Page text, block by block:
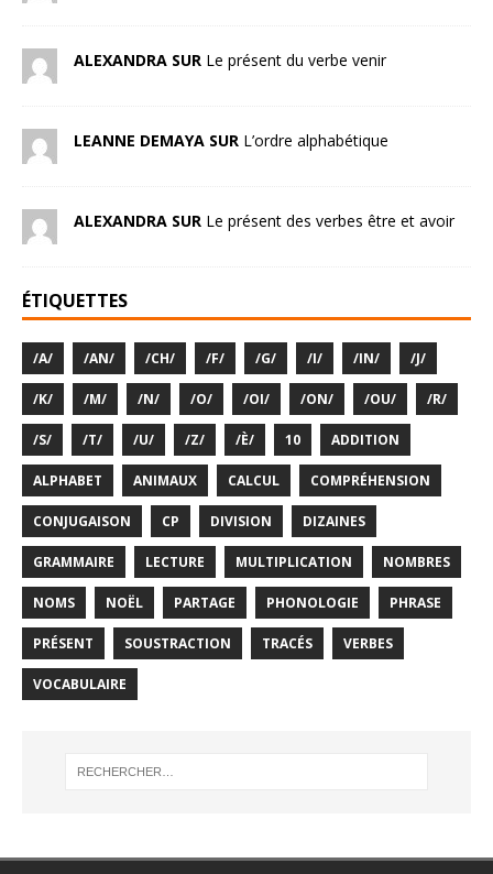
ALEXANDRA SUR Le présent du verbe venir
LEANNE DEMAYA SUR L’ordre alphabétique
ALEXANDRA SUR Le présent des verbes être et avoir
ÉTIQUETTES
/A/ /AN/ /CH/ /F/ /G/ /I/ /IN/ /J/
/K/ /M/ /N/ /O/ /OI/ /ON/ /OU/ /R/
/S/ /T/ /U/ /Z/ /È/ 10 ADDITION
ALPHABET ANIMAUX CALCUL COMPRÉHENSION
CONJUGAISON CP DIVISION DIZAINES
GRAMMAIRE LECTURE MULTIPLICATION NOMBRES
NOMS NOËL PARTAGE PHONOLOGIE PHRASE
PRÉSENT SOUSTRACTION TRACÉS VERBES
VOCABULAIRE